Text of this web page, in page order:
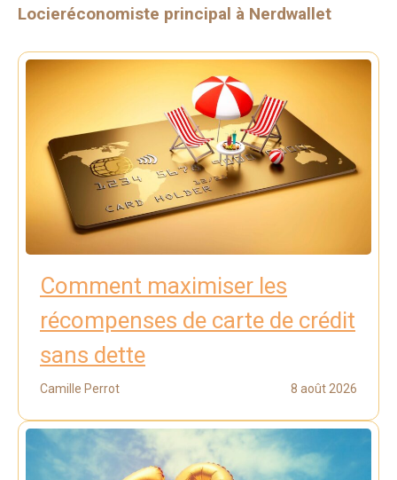
Locieréconomiste principal à Nerdwallet
Comment maximiser les
récompenses de carte de crédit
sans dette
Camille Perrot 8 août 2026